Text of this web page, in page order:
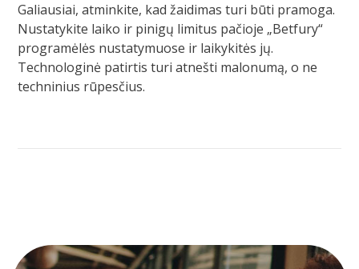
Galiausiai, atminkite, kad žaidimas turi būti pramoga.
Nustatykite laiko ir pinigų limitus pačioje „Betfury“
programėlės nustatymuose ir laikykitės jų.
Technologinė patirtis turi atnešti malonumą, o ne
techninius rūpesčius.